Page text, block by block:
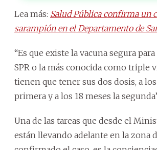
Lea más: Salud Pública confirma un
sarampión en el Departamento de
“Es que existe la vacuna segura
SPR o la más conocida como triple
tienen que tener sus dos dosis, a
primera y a los 18 meses la
Una de las tareas que desde el
están llevando adelante en la zona